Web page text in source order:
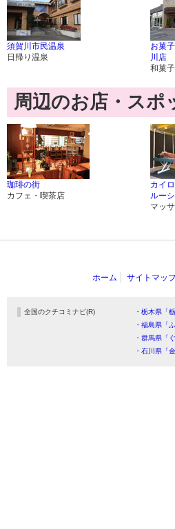
須賀川市民温泉
日帰り温泉
お菓
川店
和菓子
周辺のお店・スポ
珈琲の街
カフェ・喫茶店
カイ
ルー
マッ
ホーム サイトマッ
全国のクチコミナビ(R) ・栃木県「
・福島県「
・群馬県「
・石川県「